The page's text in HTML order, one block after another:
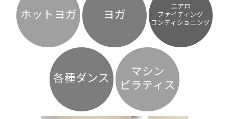
ホットヨガ ヨガ
エアロ
ファイティング
コンディショニング
各種ダンス
マシン
ピラティス